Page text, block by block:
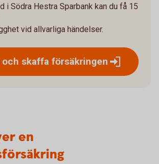
i Södra Hestra Sparbank kan du få 15
vid allvarliga händelser.
och skaffa försäkringen
en